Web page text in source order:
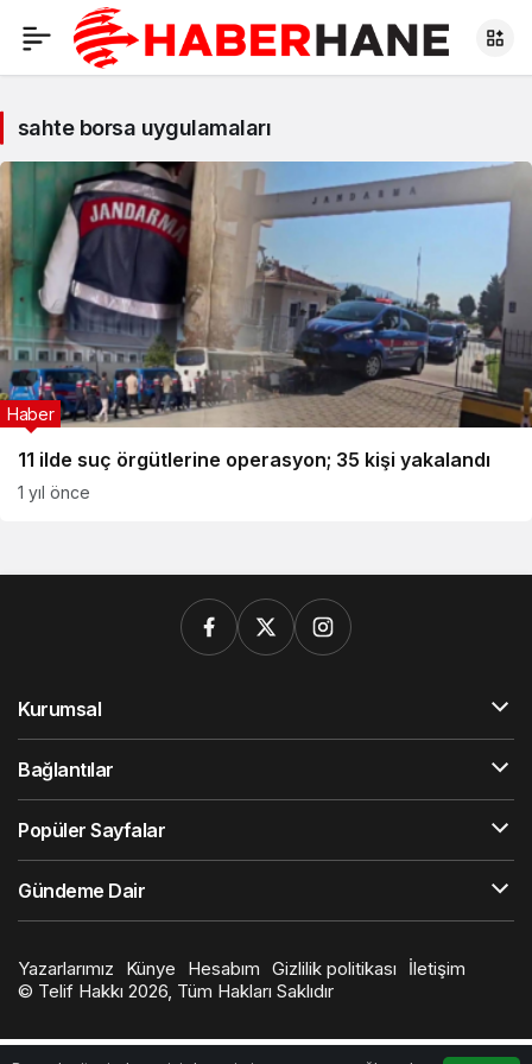
sahte borsa uygulamaları
11 ilde suç örgütlerine operasyon; 35 kişi yakalandı
Haber
1 yıl önce
Kurumsal
Bağlantılar
Popüler Sayfalar
Gündeme Dair
Yazarlarımız Künye Hesabım Gizlilik politikası
İletişim
© Telif Hakkı 2026, Tüm Hakları Saklıdır